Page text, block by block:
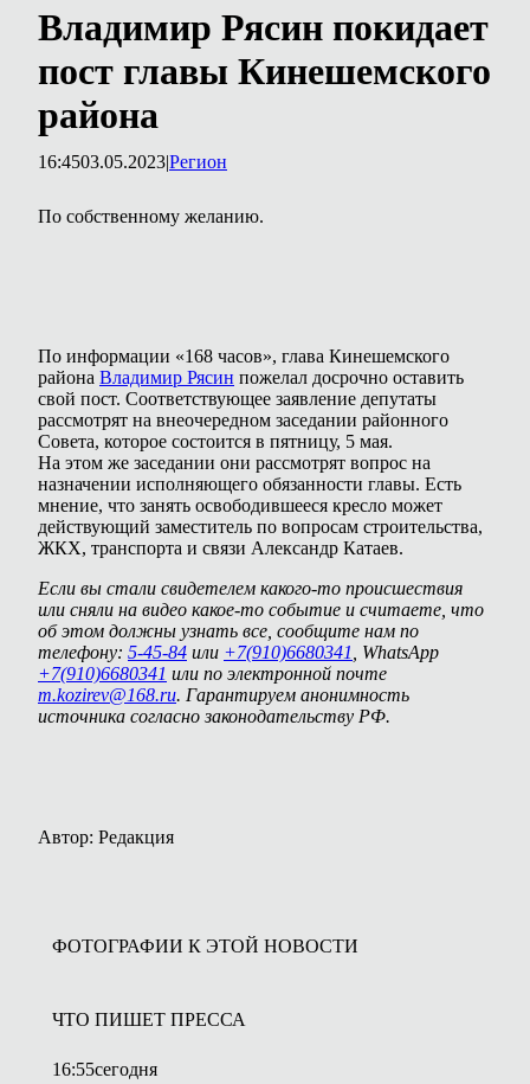
Владимир Рясин покидает
пост главы Кинешемского
района
16:4503.05.2023|Регион
По собственному желанию.
По информации «168 часов», глава Кинешемского
района Владимир Рясин пожелал досрочно оставить
свой пост. Соответствующее заявление депутаты
рассмотрят на внеочередном заседании районного
Совета, которое состоится в пятницу, 5 мая.
На этом же заседании они рассмотрят вопрос на
назначении исполняющего обязанности главы. Есть
мнение, что занять освободившееся кресло может
действующий заместитель по вопросам строительства,
ЖКХ, транспорта и связи Александр Катаев.
Если вы стали свидетелем какого-то происшествия
или сняли на видео какое-то событие и считаете, что
об этом должны узнать все, сообщите нам по
телефону: 5-45-84 или +7(910)6680341
, WhatsApp
+7(910)6680341 или по электронной почте
m.kozirev@168.ru. Гарантируем анонимность
источника согласно законодательству РФ.
Автор: Редакция
ФОТОГРАФИИ К ЭТОЙ НОВОСТИ
ЧТО ПИШЕТ ПРЕССА
16:55сегодня